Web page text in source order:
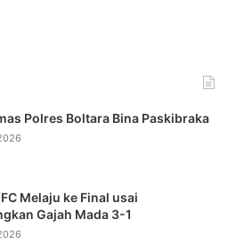
Polres Boltara Bina Paskibraka
Melaju ke Final usai
Gajah Mada 3-1